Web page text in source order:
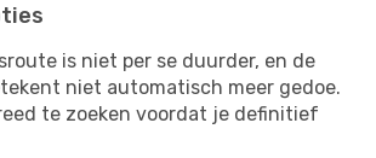
is niet per se duurder, en de
niet automatisch meer gedoe.
te zoeken voordat je definitief